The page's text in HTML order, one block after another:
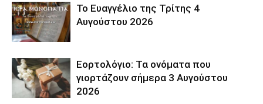
Το Ευαγγέλιο της Τρίτης 4
Αυγούστου 2026
Εορτολόγιο: Τα ονόματα που
γιορτάζουν σήμερα 3 Αυγούστου
2026